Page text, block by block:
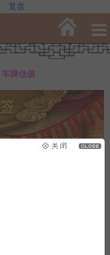
复盘
车牌估值